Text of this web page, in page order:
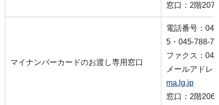
窓口：2階207
マイナンバーカードのお渡し専用窓口
電話番号：
5・045-788-
ファクス：
メールアドレ
ma.lg.jp
窓口：2階206